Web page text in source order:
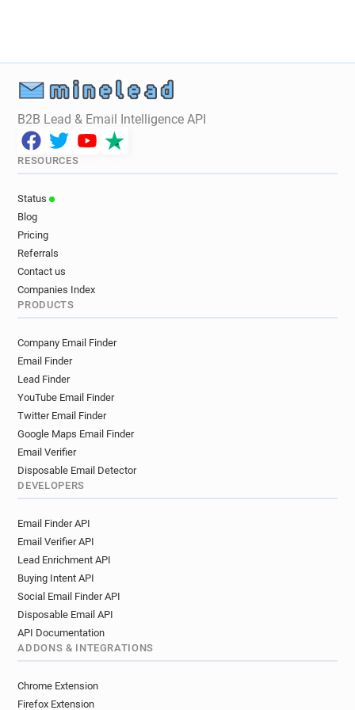
b******@pagepersonnel.fr
s************@pagepersonnel.fr
j******@pagepersonnel.fr
b*********@pagepersonnel.fr
v*****@pagepersonnel.fr
s*********@pagepersonnel.fr
d**********@pagepersonnel.fr
r***********@pagepersonnel.fr
b********@pagepersonnel.fr
x***********@pagepersonnel.fr
w**********@pagepersonnel.fr
b************@pagepersonnel.fr
c*****@pagepersonnel.fr
a*******@pagepersonnel.fr
h*****@pagepersonnel.fr
e************@pagepersonnel.fr
y**********@pagepersonnel.fr
a********@pagepersonnel.fr
g*********@pagepersonnel.fr
i*******@pagepersonnel.fr
w***********@pagepersonnel.fr
l***********@pagepersonnel.fr
b**********@pagepersonnel.fr
B2B Lead & Email Intelligence API
RESOURCES
Status
Blog
Pricing
Referrals
Contact us
Companies Index
PRODUCTS
Company Email Finder
Email Finder
Lead Finder
YouTube Email Finder
Twitter Email Finder
Google Maps Email Finder
Email Verifier
Disposable Email Detector
DEVELOPERS
Email Finder API
Email Verifier API
Lead Enrichment API
Buying Intent API
Social Email Finder API
Disposable Email API
API Documentation
ADDONS & INTEGRATIONS
Chrome Extension
Firefox Extension